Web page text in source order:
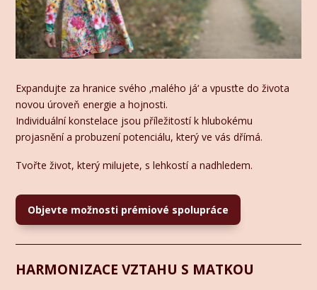
Expandujte za hranice svého ‚malého já‘ a vpusťte do života
novou úroveň energie a hojnosti.
Individuální konstelace jsou příležitostí k hlubokému
projasnění a probuzení potenciálu, který ve vás dřímá.
Tvořte život, který milujete, s lehkostí a nadhledem.
Objevte možnosti prémiové spolupráce
HARMONIZACE VZTAHU S MATKOU